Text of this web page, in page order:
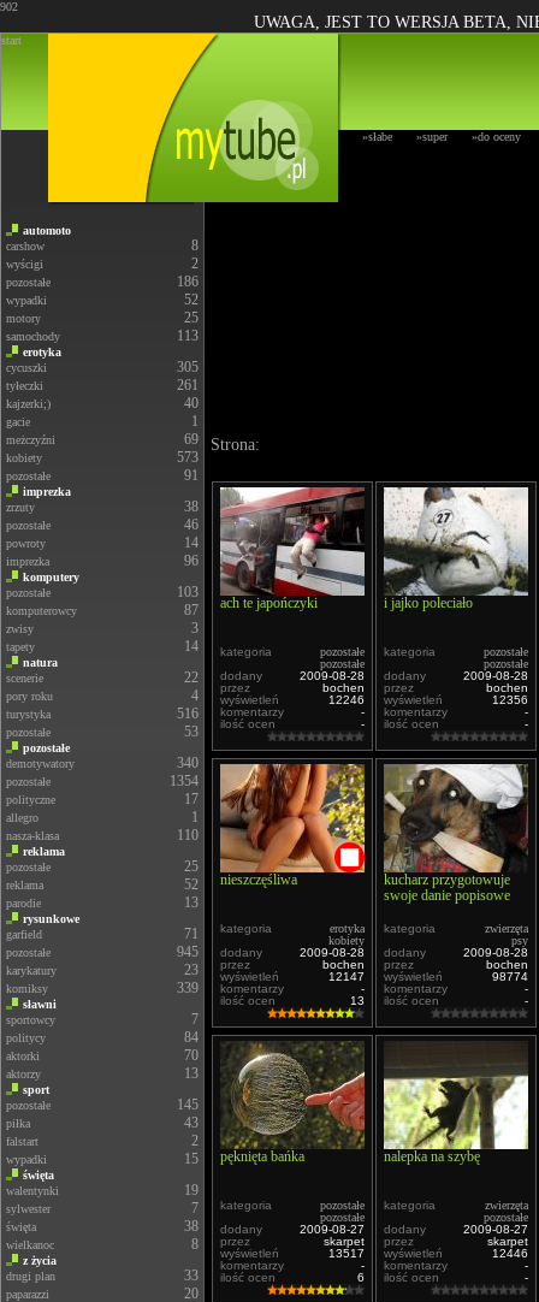
902
UWAGA, JEST TO WERSJA BETA,
start
»słabe »super »do oceny
automoto
carshow
8
wyścigi 2
pozostałe 186
wypadki 52
motory 25
samochody 113
erotyka
cycuszki
305
tyłeczki 261
kajzerki;) 40
gacie 1
meżczyźni 69
kobiety 573
pozostałe 91
imprezka
zrzuty
38
pozostałe 46
powroty 14
imprezka 96
komputery
pozostałe
103
komputerowcy 87
zwisy 3
tapety 14
natura
scenerie
22
pory roku 4
turystyka 516
pozostałe 53
pozostałe
demotywatory
340
pozostałe 1354
polityczne 17
allegro 1
nasza-klasa 110
reklama
pozostałe
25
reklama 52
parodie 13
rysunkowe
garfield
71
pozostałe 945
karykatury 23
komiksy 339
sławni
sportowcy
7
politycy 84
aktorki 70
aktorzy 13
sport
pozostałe
145
piłka 43
falstart 2
wypadki 15
święta
walentynki
19
sylwester 7
święta 38
wielkanoc 8
z życia
drugi plan
33
paparazzi 20
Strona:
ach te japończyki
kategoria
pozostałe
pozostałe
dodany
2009-08-28
przez
bochen
wyświetleń
12246
komentarzy
-
ilość ocen
-
i jajko poleciało
kategoria
pozostałe
pozostałe
dodany
2009-08-28
przez
bochen
wyświetleń
12356
komentarzy
-
ilość ocen
-
nieszczęśliwa
kategoria
erotyka
kobiety
dodany
2009-08-28
przez
bochen
wyświetleń
12147
komentarzy
-
ilość ocen
13
kucharz przygotowuje
swoje danie popisowe
kategoria
zwierzęta
psy
dodany
2009-08-28
przez
bochen
wyświetleń
98774
komentarzy
-
ilość ocen
-
pęknięta bańka
kategoria
pozostałe
pozostałe
dodany
2009-08-27
przez
skarpet
wyświetleń
13517
komentarzy
-
ilość ocen
6
nalepka na szybę
kategoria
zwierzęta
pozostałe
dodany
2009-08-27
przez
skarpet
wyświetleń
12446
komentarzy
-
ilość ocen
-